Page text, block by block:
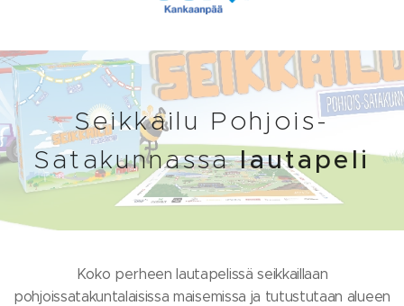
Seikkailu Pohjois-
Satakunnassalautapeli
Koko perheen lautapelissä seikkaillaan
pohjoissatakuntalaisissa maisemissa ja tutustutaan alueen